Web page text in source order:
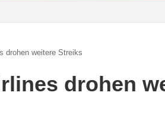
drohen weitere Streiks
drohen